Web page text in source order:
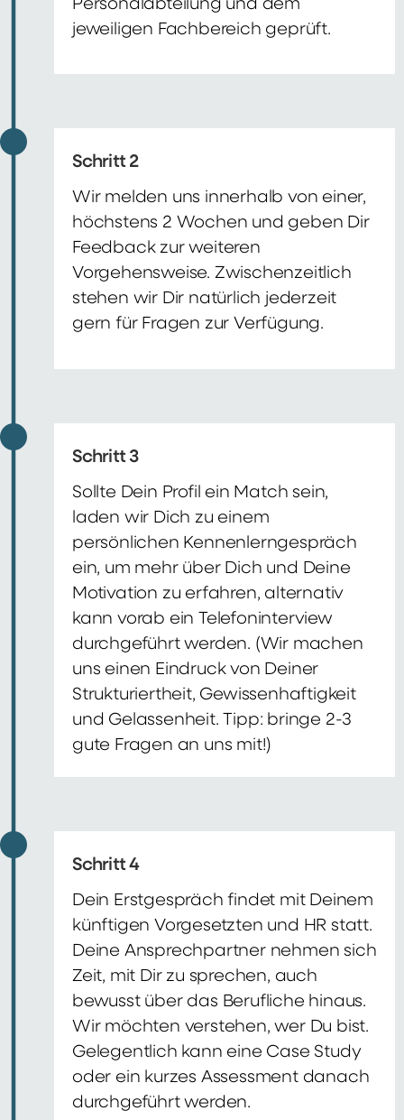
Personalabteilung und dem
jeweiligen Fachbereich geprüft.
Schritt 2
Wir melden uns innerhalb von einer,
höchstens 2 Wochen und geben Dir
Feedback zur weiteren
Vorgehensweise. Zwischenzeitlich
stehen wir Dir natürlich jederzeit
gern für Fragen zur Verfügung.
Schritt 3
Sollte Dein Profil ein Match sein,
laden wir Dich zu einem
persönlichen Kennenlerngespräch
ein, um mehr über Dich und Deine
Motivation zu erfahren, alternativ
kann vorab ein Telefoninterview
durchgeführt werden. (Wir machen
uns einen Eindruck von Deiner
Strukturiertheit, Gewissenhaftigkeit
und Gelassenheit. Tipp: bringe 2-3
gute Fragen an uns mit!)
Schritt 4
Dein Erstgespräch findet mit Deinem
künftigen Vorgesetzten und HR statt.
Deine Ansprechpartner nehmen sich
Zeit, mit Dir zu sprechen, auch
bewusst über das Berufliche hinaus.
Wir möchten verstehen, wer Du bist.
Gelegentlich kann eine Case Study
oder ein kurzes Assessment danach
durchgeführt werden.